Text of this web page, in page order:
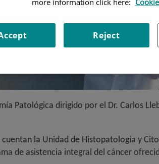
Patológica dirigido por el Dr. Carlos
la Unidad de Histopatología y
de asistencia integral del cáncer
Reject